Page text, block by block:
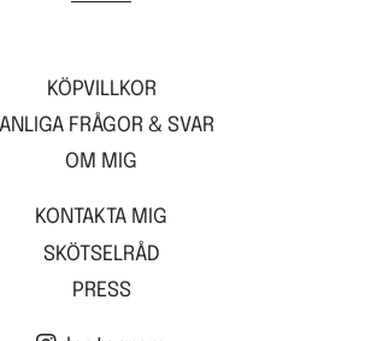
KÖPVILLKOR
FRÅGOR & SVAR
OM MIG
KONTAKTA MIG
SKÖTSELRÅD
PRESS